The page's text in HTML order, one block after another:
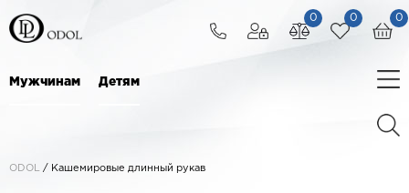
0
0
0
Мужчинам Детям
ODOL / Кашемировые длинный рукав